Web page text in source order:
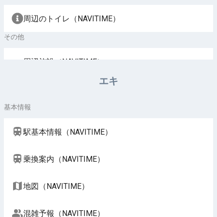
周辺のトイレ（NAVITIME）
その他
周辺施設（NAVITIME）
エキ
基本情報
駅基本情報（NAVITIME）
乗換案内（NAVITIME）
地図（NAVITIME）
混雑予報（NAVITIME）